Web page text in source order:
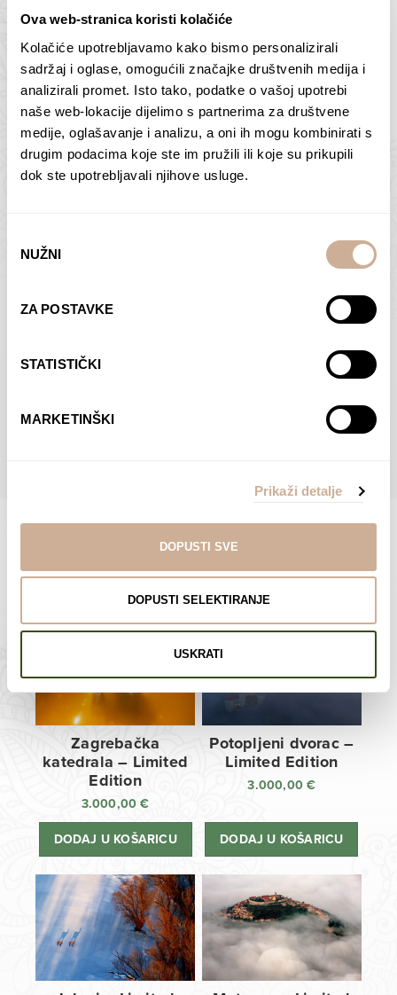
Ova web-stranica koristi kolačiće
Kolačiće upotrebljavamo kako bismo personalizirali
sadržaj i oglase, omogućili značajke društvenih medija i
analizirali promet. Isto tako, podatke o vašoj upotrebi
naše web-lokacije dijelimo s partnerima za društvene
medije, oglašavanje i analizu, a oni ih mogu kombinirati s
drugim podacima koje ste im pružili ili koje su prikupili
dok ste upotrebljavali njihove usluge.
pristanka
NUŽNI
ZA POSTAVKE
STATISTIČKI
MARKETINŠKI
Prikaži detalje
DOPUSTI SVE
DOPUSTI SELEKTIRANJE
USKRATI
Butan – ljudi 2
75,00€ – 138,00€Raspon
cijena:
od
75,00 €
138,00 €
ODABERI OPCIJE
Antarktika – krajolik
2
75,00€ – 138,00€Raspon
cijena:
od
ODABERI OPCIJE
Dolac
ODABERI OPCIJE
Moreškanti – sjena
€Raspon
od
75,00 €
do
138,00 €
ODABERI OPCIJE
POGLEDAJTE SVE PROIZVODE U OVOJ KATEGORIJI
Limited Edition Fotografije
Zagrebačka
katedrala – Limited
Edition
3.000,00€
DODAJ U KOŠARICU
Potopljeni dvorac –
Limited Edition
3.000,00€
DODAJ U KOŠARICU